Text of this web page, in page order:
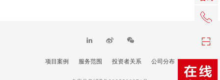
+86
TOP
项目案例 服务范围 投资者关系 公司分布